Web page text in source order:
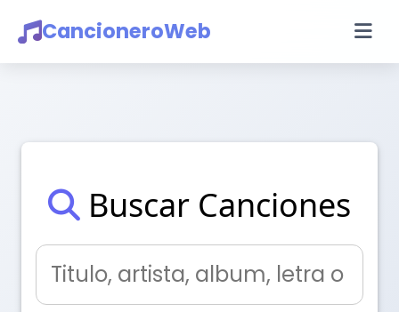
CancioneroWeb
Buscar Canciones